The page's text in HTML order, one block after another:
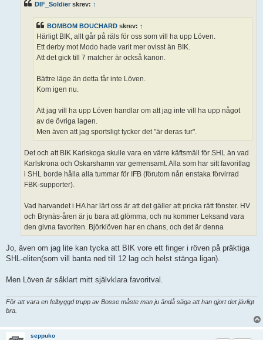
DIF_Soldier skrev: ↑
BOMBOM BOUCHARD skrev: ↑
Härligt BIK, allt går på räls för oss som vill ha upp Löven.
Ett derby mot Modo hade varit mer ovisst än BIK.
Att det gick till 7 matcher är också kanon.
Bättre läge än detta får inte Löven.
Kom igen nu.
Att jag vill ha upp Löven handlar om att jag inte vill ha upp något
av de övriga lagen.
Men även att jag sportsligt tycker det "är deras tur".
Det och att BIK Karlskoga skulle vara en värre käftsmäll för SHL än vad
Karlskrona och Oskarshamn var gemensamt. Alla som har sitt favoritlag
i SHL borde hålla alla tummar för IFB (förutom nån enstaka förvirrad
FBK-supporter).
Vad harvandet i HA har lärt oss är att det gäller att pricka rätt fönster. HV
och Brynäs-åren är ju bara att glömma, och nu kommer Leksand vara
den givna favoriten. Björklöven har en chans, och det är denna
Jo, även om jag lite kan tycka att BIK vore ett finger i röven på präktiga
SHL-eliten(som vill banta ned till 12 lag och helst stänga ligan).
Men Löven är såklart mitt självklara favoritval.
För att vara en felbyggd trupp av Bosse måste man ju ändå säga att han gjort det jävligt
bra.
seppuko